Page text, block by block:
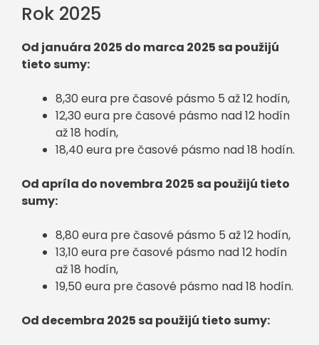
Rok 2025
Od januára 2025 do marca 2025 sa použijú
tieto sumy:
8,30 eura pre časové pásmo 5 až 12 hodín,
12,30 eura pre časové pásmo nad 12 hodín
až 18 hodín,
18,40 eura pre časové pásmo nad 18 hodín.
Od apríla do novembra 2025 sa použijú tieto
sumy:
8,80 eura pre časové pásmo 5 až 12 hodín,
13,10 eura pre časové pásmo nad 12 hodín
až 18 hodín,
19,50 eura pre časové pásmo nad 18 hodín.
Od decembra 2025 sa použijú tieto sumy: